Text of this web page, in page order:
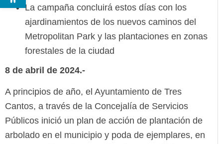
La campaña concluirá estos días con los
ajardinamientos de los nuevos caminos del
Metropolitan Park y las plantaciones en zonas
forestales de la ciudad
8 de abril de 2024.-
A principios de año, el Ayuntamiento de Tres
Cantos, a través de la Concejalía de Servicios
Públicos inició un plan de acción de plantación de
arbolado en el municipio y poda de ejemplares, en